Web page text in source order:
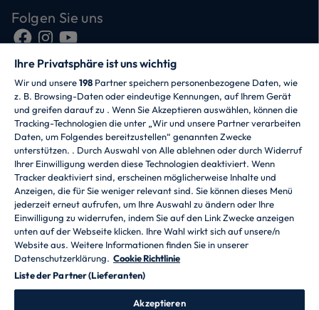
Folgen Sie uns
CANDY HOOVER GROUP S.r.I. - mit
Alleingesellschafter - RECHTSSITZ: Via Comolli 57 -
20861 Brugherio (MB) - Italien - VERWALTUNGSSITZE:
Via Privata Eden Fumagalli snc - 20861 Brugherio (MB)
und Via Trento 20/A-22 - 20871 Vimercate (MB) - Italien
- Tel.: +39.039.2086.1 - Fax: +39.039.2086.237 -
Grundkapital 35.000.000,00 EUR voll eingezahlt -
Steuernr. und Nr. der Eintragung im Handelsregister
Mailand-Monza-Brianza-Lodi 04666310158 - USt-IdNr.
00786860965 - REA-Nr.: MB-1033934 - Genehmigung
IT AEOF 211870 - Gesellschaft, die der einheitlichen
Leitung durch Candy S.p.A. untersteht
Ihre Privatsphäre ist uns wichtig
Wir und unsere198 Partner speichern personenbezogene Daten, wie
z. B. Browsing-Daten oder eindeutige Kennungen, auf Ihrem Gerät
und greifen darauf zu . Wenn Sie Akzeptieren auswählen, können die
Tracking-Technologien die unter „Wir und unsere Partner verarbeiten
Daten, um Folgendes bereitzustellen“ genannten Zwecke
unterstützen. . Durch Auswahl von Alle ablehnen oder durch Widerruf
Ihrer Einwilligung werden diese Technologien deaktiviert. Wenn
Tracker deaktiviert sind, erscheinen möglicherweise Inhalte und
Anzeigen, die für Sie weniger relevant sind. Sie können dieses Menü
jederzeit erneut aufrufen, um Ihre Auswahl zu ändern oder Ihre
Einwilligung zu widerrufen, indem Sie auf den Link Zwecke anzeigen
unten auf der Webseite klicken. Ihre Wahl wirkt sich auf unsere/n
Website aus. Weitere Informationen finden Sie in unserer
Datenschutzerklärung. Cookie Richtlinie
Liste der Partner (Lieferanten)
Akzeptieren